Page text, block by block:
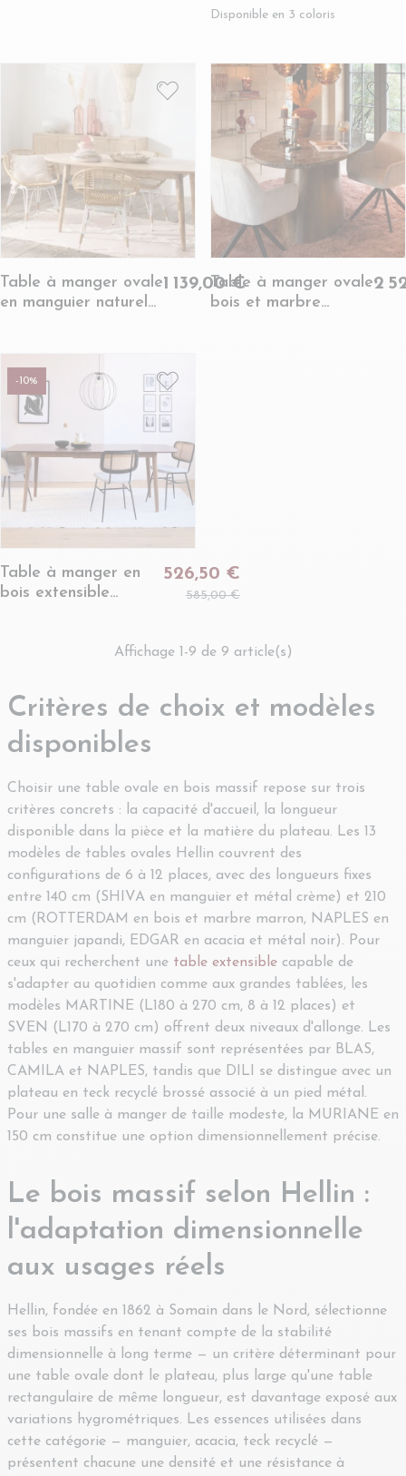
acacia et métal noir
Disponible en 3 coloris
Table à manger ovale
en manguier naturel
1 139,00 €Table à manger ovale
bois et marbre
2
-10%
Table à manger en
bois extensible
526,50 €
585,00 €
Affichage 1-9 de 9 article(s)
Critères de choix et modèles
disponibles
Choisir une table ovale en bois massif repose sur trois
critères concrets : la capacité d'accueil, la longueur
disponible dans la pièce et la matière du plateau. Les 13
modèles de tables ovales Hellin couvrent des
configurations de 6 à 12 places, avec des longueurs fixes
entre 140 cm (SHIVA en manguier et métal crème) et 210
cm (ROTTERDAM en bois et marbre marron, NAPLES en
manguier japandi, EDGAR en acacia et métal noir). Pour
ceux qui recherchent une table extensible capable de
s'adapter au quotidien comme aux grandes tablées, les
modèles MARTINE (L180 à 270 cm, 8 à 12 places) et
SVEN (L170 à 270 cm) offrent deux niveaux d'allonge. Les
tables en manguier massif sont représentées par BLAS,
CAMILA et NAPLES, tandis que DILI se distingue avec un
plateau en teck recyclé brossé associé à un pied métal.
Pour une salle à manger de taille modeste, la MURIANE en
150 cm constitue une option dimensionnellement précise.
Le bois massif selon Hellin :
l'adaptation dimensionnelle
aux usages réels
Hellin, fondée en 1862 à Somain dans le Nord, sélectionne
ses bois massifs en tenant compte de la stabilité
dimensionnelle à long terme — un critère déterminant pour
une table ovale dont le plateau, plus large qu'une table
rectangulaire de même longueur, est davantage exposé aux
variations hygrométriques. Les essences utilisées dans
cette catégorie — manguier, acacia, teck recyclé —
présentent chacune une densité et une résistance à